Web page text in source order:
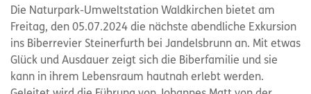
Die Naturpark-Umweltstation Waldkirchen bietet am
Freitag, den 05.07.2024 die nächste abendliche Exkursion
ins Biberrevier Steinerfurth bei Jandelsbrunn an. Mit etwas
Glück und Ausdauer zeigt sich die Biberfamilie und sie
kann in ihrem Lebensraum hautnah erlebt werden.